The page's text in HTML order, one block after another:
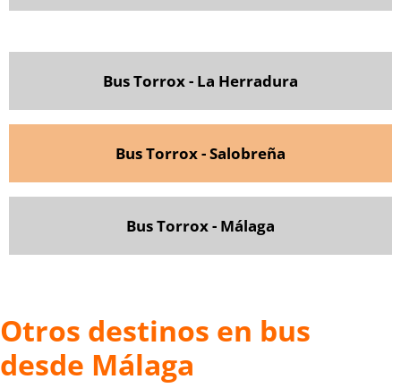
Bus Torrox - La Herradura
Bus Torrox - Salobreña
Bus Torrox - Málaga
Otros destinos en bus
desde Málaga